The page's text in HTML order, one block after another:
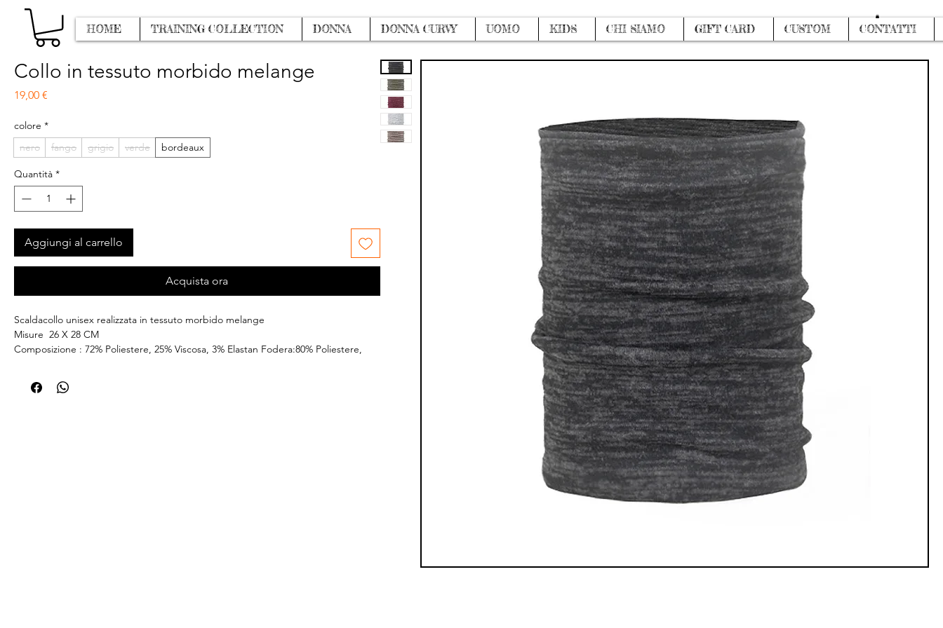
Accedi
HOME TRAINING COLLECTION DONNA DONNA CURVY UOMO KIDS CHI SIAMO GIFT CARD CUSTOM CONTATTI
Collo in tessuto morbido melange
19,00 €
colore *
nero
fango grigio verde bordeaux
Quantità *
Aggiungi al carrello
Acquista ora
Scaldacollo unisex realizzata in tessuto morbido melange
Misure 26 X 28 CM
Composizione : 72% Poliestere, 25% Viscosa, 3% Elastan Fodera:80% Poliestere,